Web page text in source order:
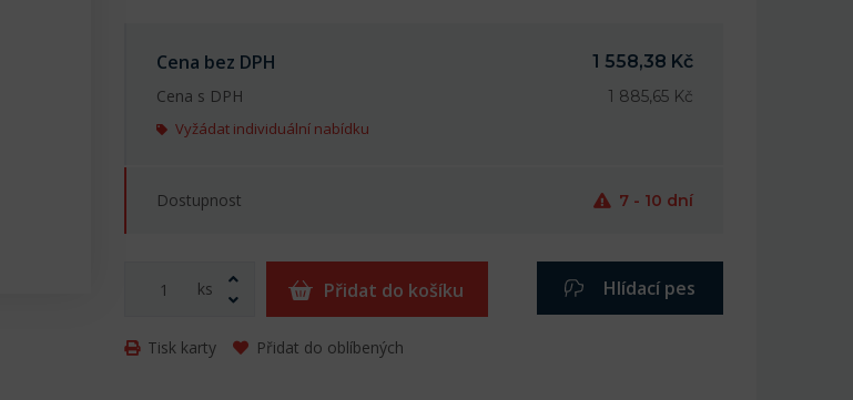
Cena bez DPH
1 558,38 Kč
Cena s DPH
1 885,65 Kč
Vyžádat individuální nabídku
Dostupnost 7 - 10 dní
ks Přidat do košíku Hlídací pes
Tisk karty Přidat do oblíbených